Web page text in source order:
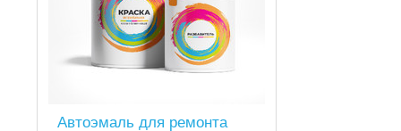
Автоэмаль для ремонта